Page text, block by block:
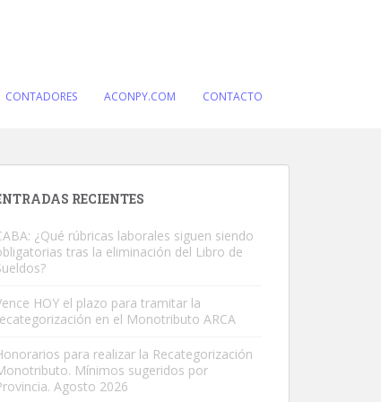
CONTADORES ACONPY.COM CONTACTO
RECIENTES
¿Qué rúbricas laborales siguen siendo
tras la eliminación del Libro de
HOY el plazo para tramitar la
en el Monotributo ARCA
para realizar la Recategorización
Mínimos sugeridos por
Agosto 2026